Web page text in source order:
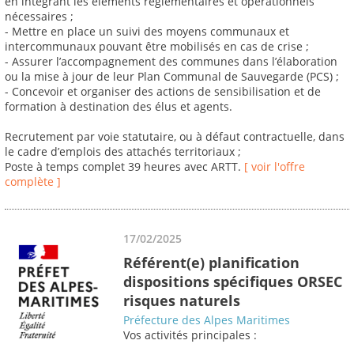
nécessaires ;
- Mettre en place un suivi des moyens communaux et
intercommunaux pouvant être mobilisés en cas de crise ;
- Assurer l’accompagnement des communes dans l’élaboration
ou la mise à jour de leur Plan Communal de Sauvegarde (PCS) ;
- Concevoir et organiser des actions de sensibilisation et de
formation à destination des élus et agents.
Recrutement par voie statutaire, ou à défaut contractuelle, dans
le cadre d’emplois des attachés territoriaux ;
Poste à temps complet 39 heures avec ARTT. [ voir l'offre
complète ]
17/02/2025
Référent(e) planification
dispositions spécifiques ORSEC
risques naturels
Préfecture des Alpes Maritimes
Vos activités principales :